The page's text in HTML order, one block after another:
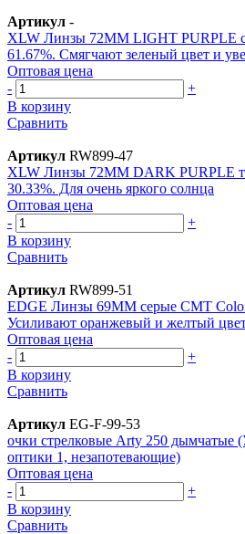
Артикул -
XLW Линзы 72MM LIGHT PURPLE
61.67%. Смягчают зеленый цвет и
Оптовая цена
-
+
В корзину
Сравнить
Артикул RW899-47
XLW Линзы 72MM DARK PURPLE
30.33%. Для очень яркого солнца
Оптовая цена
-
+
В корзину
Сравнить
Артикул RW899-51
EDGE Линзы 69MM серые CMT
Усиливают оранжевый и желтый
Оптовая цена
-
+
В корзину
Сравнить
Артикул EG-F-99-53
очки стрелковые Arty 250 дымчатые
оптики 1, незапотевающие)
Оптовая цена
-
+
В корзину
Сравнить